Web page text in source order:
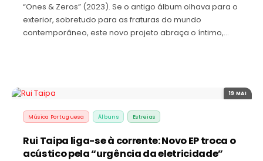
“Ones & Zeros” (2023). Se o antigo álbum olhava para o
exterior, sobretudo para as fraturas do mundo
contemporâneo, este novo projeto abraça o íntimo,…
19 MAI
Música Portuguesa Álbuns Estreias
Rui Taipa liga-se à corrente: Novo EP troca o
acústico pela “urgência da eletricidade”